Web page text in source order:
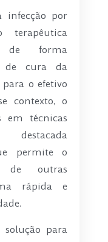
infecção por
de forma
de cura da
o efetivo
contexto, o
em técnicas
permite o
de outras
rápida e
solução para